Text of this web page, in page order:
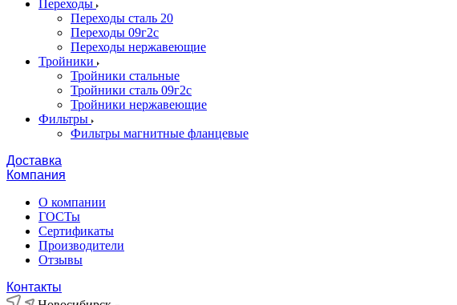
Переходы
Переходы сталь 20
Переходы 09г2с
Переходы нержавеющие
Тройники
Тройники стальные
Тройники сталь 09г2с
Тройники нержавеющие
Фильтры
Фильтры магнитные фланцевые
Доставка
Компания
О компании
ГОСТы
Сертификаты
Производители
Отзывы
Контакты